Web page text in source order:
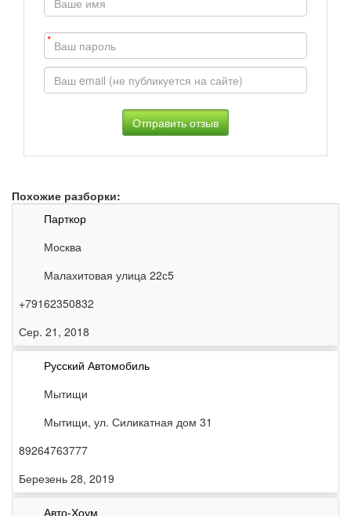
*
Похожие разборки:
Парткор
Москва
Малахитовая улица 22с5
+79162350832
Сер. 21, 2018
Русский Автомобиль
Мытищи
Мытищи, ул. Силикатная дом 31
89264763777
Березень 28, 2019
Авто-Хоум